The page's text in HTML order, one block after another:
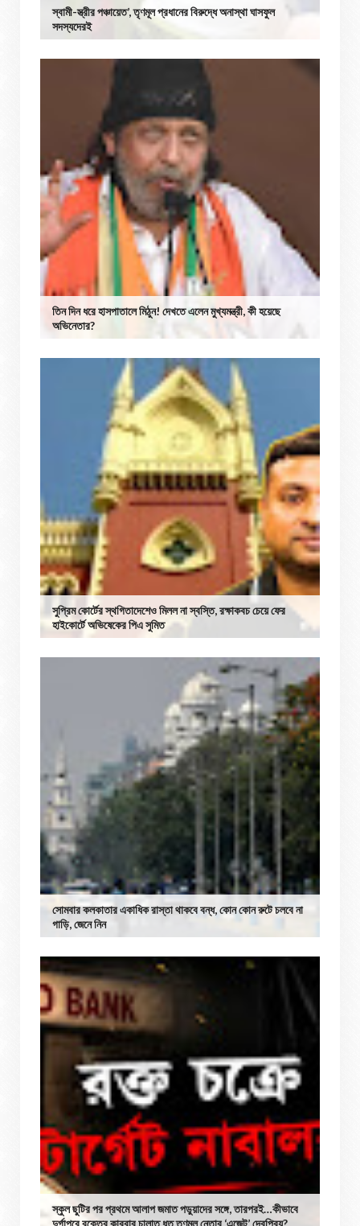
স্বামী-স্ত্রীর পঞ্চায়েত’, তৃণমূল প্রধানের বিরুদ্ধে অনাস্থা ঘাসফুল
সদস্যদেরই
তিন দিন ধরে হাসপাতালে মিঠুন! দেখতে এলেন মুখ্যমন্ত্রী, কী হয়েছে
অভিনেতার?
সুপ্রিম কোর্টের স্থগিতাদেশেও মিলল না স্বস্তি, রক্ষাকবচ চেয়ে ফের
হাইকোর্টে অভিষেকের পিএ সুমিত
সোমবার কলকাতার একাধিক রাস্তা থাকবে বন্ধ, কোন কোন রুটে চলবে না
গাড়ি, জেনে নিন
স্কুল ছুটির পর প্রথমে আলাপ জমাত পড়ুয়াদের সঙ্গে, তারপরই…কীভাবে
দুর্গাপুরে রক্তের কারবার চালাত ধৃত তৃণমূল নেতার ‘এজেন্ট’ দেবপ্রিয়?